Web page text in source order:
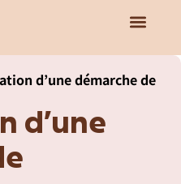
d’une démarche de
d’une